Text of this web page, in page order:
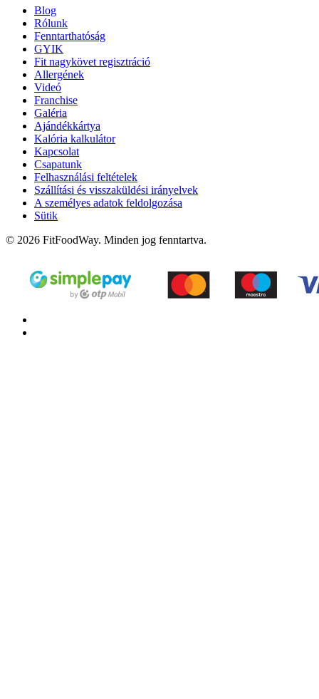
Blog
Rólunk
Fenntarthatóság
GYIK
Fit nagykövet regisztráció
Allergének
Videó
Franchise
Galéria
Ajándékkártya
Kalória kalkulátor
Kapcsolat
Csapatunk
Felhasználási feltételek
Szállítási és visszaküldési irányelvek
A személyes adatok feldolgozása
Sütik
© 2026 FitFoodWay. Minden jog fenntartva.